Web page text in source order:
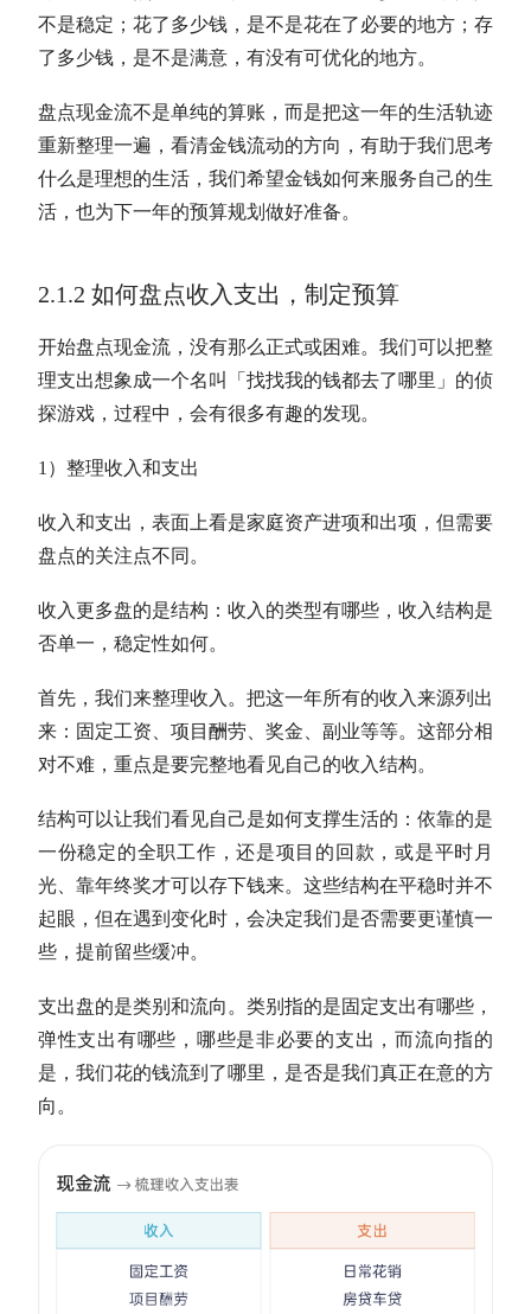
不是稳定；花了多少钱，是不是花在了必要的地方；存
了多少钱，是不是满意，有没有可优化的地方。
盘点现金流不是单纯的算账，而是把这一年的生活轨迹
重新整理一遍，看清金钱流动的方向，有助于我们思考
什么是理想的生活，我们希望金钱如何来服务自己的生
活，也为下一年的预算规划做好准备。
2.1.2 如何盘点收入支出，制定预算
开始盘点现金流 ，没有那么正式或困难。我们可以把整
理支出想象成一个名叫「找找我的钱都去了哪里」的侦
探游戏，过程中，会有很多有趣的发现。
1）整理收入和支出
收入和支出，表面上看是家庭资产进项和出项，但需要
盘点的关注点不同。
收入更多盘的是结构：收入的类型有哪些，收入结构是
否单一，稳定性如何。
首先，我们来整理收入。把这一年所有的收入来源列出
来：固定工资、项目酬劳、奖金、副业等等。这部分相
对不难，重点是要完整地看见自己的收入结构。
结构可以让我们看见自己是如何支撑生活的：依靠的是
一份稳定的全职工作，还是项目的回款，或是平时月
光、靠年终奖才可以存下钱来。这些结构在平稳时并不
起眼，但在遇到变化时，会决定我们是否需要更谨慎一
些，提前留些缓冲。
支出盘的是类别和流向。类别指的是固定支出有哪些，
弹性支出有哪些，哪些是非必要的支出，而流向指的
是，我们花的钱流到了哪里，是否是我们真正在意的方
向。